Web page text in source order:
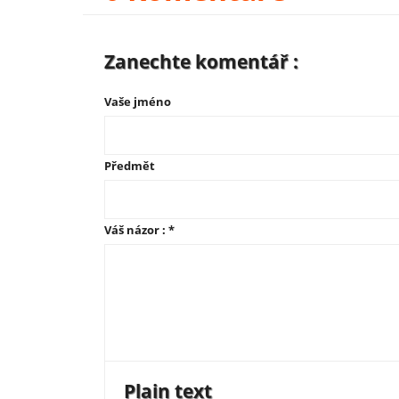
Zanechte komentář :
Vaše jméno
Předmět
Váš názor : *
Plain text